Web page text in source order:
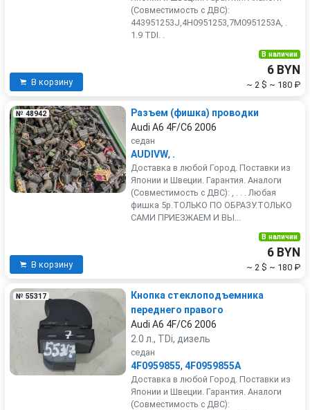
(Совместимость с ДВС):
443951253J,4H0951253,7M0951253A, .
1.9 TDI. .
В корзину
В наличии
6 BYN
~ 2 $ ~ 180 ₽
№ 48942
Разъем (фишка) проводки
Audi A6 4F/C6 2006
седан
AUDIVW, .
Доставка в любой Город. Поставки из
Японии и Швеции. Гарантия. Аналоги
(Совместимость с ДВС): , . . . Любая
фишка 5р.ТОЛЬКО ПО ОБРАЗУ.ТОЛЬКО
САМИ ПРИЕЗЖАЕМ И ВЫ...
В корзину
В наличии
6 BYN
~ 2 $ ~ 180 ₽
№ 55317
Кнопка стеклоподъемника
переднего правого
Audi A6 4F/C6 2006
2.0 л., TDi, дизель
седан
4F0959855, 4F0959855A
Доставка в любой Город. Поставки из
Японии и Швеции. Гарантия. Аналоги
(Совместимость с ДВС):